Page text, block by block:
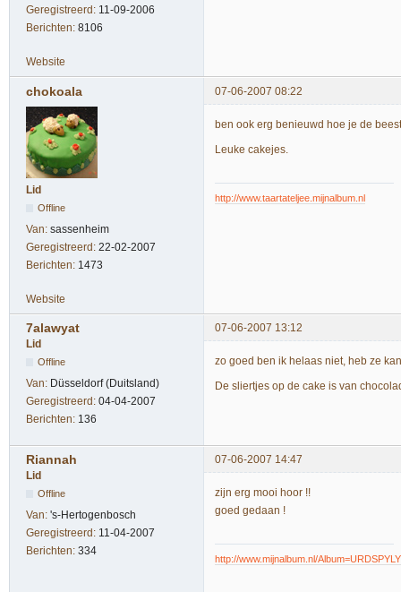
Geregistreerd: 11-09-2006
Berichten: 8106
Website
chokoala 07-06-2007 08:22
Lid
Offline
Van: sassenheim
Geregistreerd: 22-02-2007
Berichten: 1473
ben ook erg benieuwd hoe je de
Leuke cakejes.
http://www.taartateljee.mijnalbum.nl
Website
7alawyat
07-06-2007 13:12
Lid
Offline
Van: Düsseldorf (Duitsland)
Geregistreerd: 04-04-2007
Berichten: 136
zo goed ben ik helaas niet, heb ze
De sliertjes op de cake is van
Riannah
07-06-2007 14:47
Lid
Offline
Van: 's-Hertogenbosch
Geregistreerd: 11-04-2007
Berichten: 334
zijn erg mooi hoor !!
goed gedaan !
http://www.mijnalbum.nl/Album=URDSPYLY